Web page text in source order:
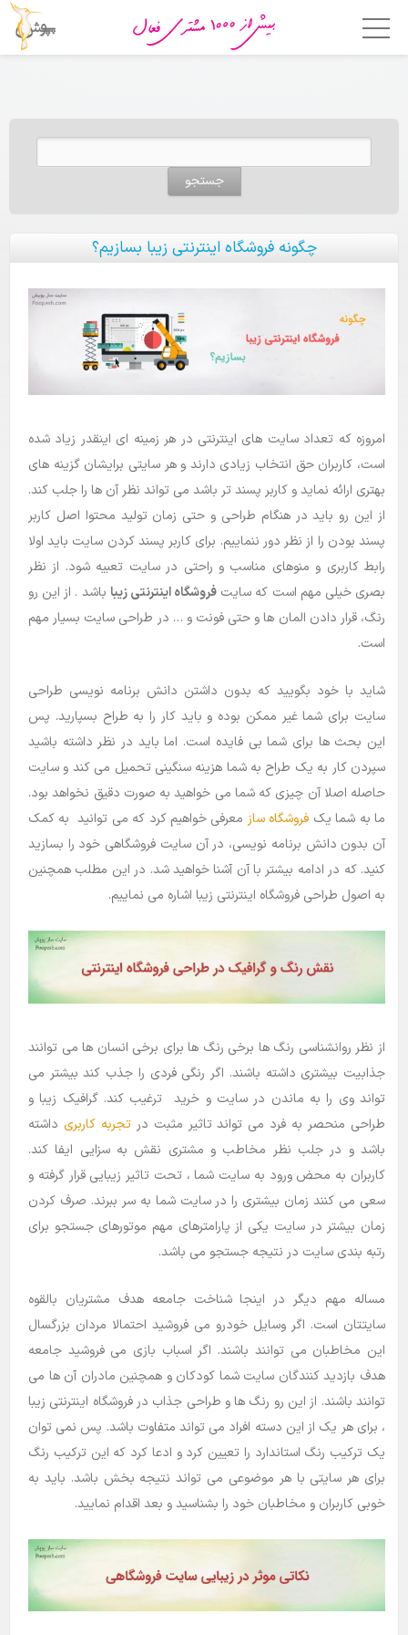
چرا پوپش؟
بلاگ
راهنما
جستجو برای:
چگونه فروشگاه اینترنتی زیبا بسازیم؟
امروزه که تعداد سایت های اینترنتی در هر زمینه ای اینقدر زیاد شده
است، کاربران حق انتخاب زیادی دارند و هر سایتی برایشان گزینه های
بهتری ارائه نماید و کاربر پسند تر باشد می تواند نظر آن ها را جلب کند.
از این رو باید در هنگام طراحی و حتی زمان تولید محتوا اصل کاربر
پسند بودن را از نظر دور ننماییم. برای کاربر پسند کردن سایت باید اولا
رابط کاربری و منوهای مناسب و راحتی در سایت تعبیه شود. از نظر
بصری خیلی مهم است که سایت فروشگاه اینترنتی زیبا باشد . از این رو
رنگ، قرار دادن المان ها و حتی فونت و … در طراحی سایت بسیار مهم
است.
شاید با خود بگویید که بدون داشتن دانش برنامه نویسی طراحی
سایت برای شما غیر ممکن بوده و باید کار را به طراح بسپارید. پس
این بحث ها برای شما بی فایده است. اما باید در نظر داشته باشید
سپردن کار به یک طراح به شما هزینه سنگینی تحمیل می کند و سایت
حاصله اصلا آن چیزی که شما می خواهید به صورت دقیق نخواهد بود.
ما به شما یک فروشگاه ساز معرفی خواهیم کرد که می توانید به کمک
آن بدون دانش برنامه نویسی، در آن سایت فروشگاهی خود را بسازید
کنید. که در ادامه بیشتر با آن آشنا خواهید شد. در این مطلب همچنین
به اصول طراحی فروشگاه اینترنتی زیبا اشاره می نماییم.
از نظر روانشناسی رنگ ها برخی رنگ ها برای برخی انسان ها می توانند
جذابیت بیشتری داشته باشند. اگر رنگی فردی را جذب کند بیشتر می
تواند وی را به ماندن در سایت و خرید ترغیب کند. گرافیک زیبا و
طراحی منحصر به فرد می تواند تاثیر مثبت درتجربه کاربری داشته
باشد و در جلب نظر مخاطب و مشتری نقش به سزایی ایفا کند.
کاربران به محض ورود به سایت شما ، تحت تاثیر زیبایی قرار گرفته و
سعی می کنند زمان بیشتری را در سایت شما به سر ببرند. صرف کردن
زمان بیشتر در سایت یکی از پارامترهای مهم موتورهای جستجو برای
رتبه بندی سایت در نتیجه جستجو می باشد.
مساله مهم دیگر در اینجا شناخت جامعه هدف مشتریان بالقوه
سایتتان است. اگر وسایل خودرو می فروشید احتمالا مردان بزرگسال
این مخاطبان می توانند باشند. اگر اسباب بازی می فروشید جامعه
هدف بازدید کنندگان سایت شما کودکان و همچنین مادران آن ها می
توانند باشند. از این رو رنگ ها و طراحی جذاب در فروشگاه اینترنتی زیبا
، برای هر یک از این دسته افراد می تواند متفاوت باشد. پس نمی توان
یک ترکیب رنگ استاندارد را تعیین کرد و ادعا کرد که این ترکیب رنگ
برای هر سایتی با هر موضوعی می تواند نتیجه بخش باشد. باید به
خوبی کاربران و مخاطبان خود را بشناسید و بعد اقدام نمایید.